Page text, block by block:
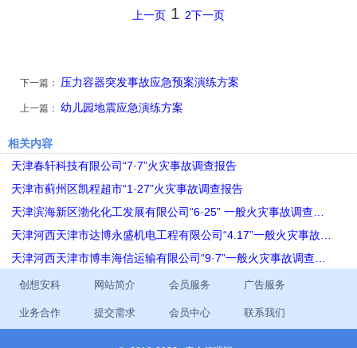
上一页 1 2下一页
下一篇： 压力容器突发事故应急预案演练方案
上一篇： 幼儿园地震应急演练方案
相关内容
天津春轩科技有限公司“7·7”火灾事故调查报告
天津市蓟州区凯程超市“1·27”火灾事故调查报告
天津滨海新区渤化化工发展有限公司“6·25” 一般火灾事故调查…
天津河西天津市达博永盛机电工程有限公司“4.17”一般火灾事故…
天津河西天津市博丰海信运输有限公司“9·7”一般火灾事故调查…
创想安科 网站简介 会员服务 广告服务
业务合作 提交需求 会员中心 联系我们